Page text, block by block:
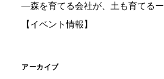
―森を育てる会社が、土も育てるー
【イベント情報】
アーカイブ